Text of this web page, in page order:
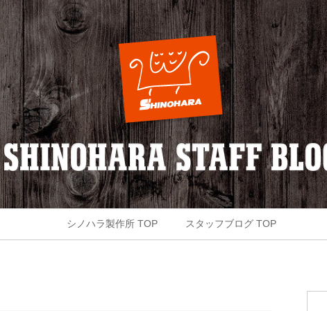
シノハラ製作所 TOP スタッフブログ TOP